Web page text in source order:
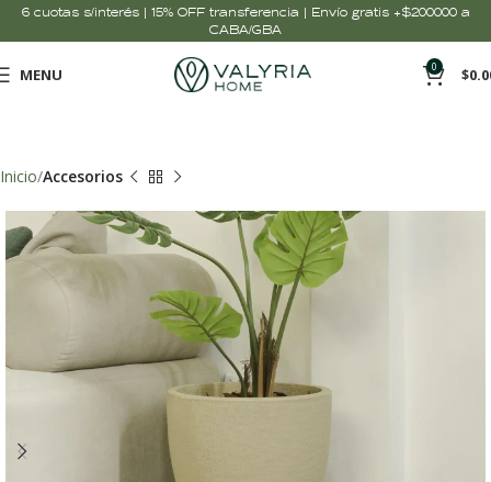
6 cuotas s/interés | 15% OFF transferencia | Envío gratis +$200000 a
CABA/GBA
MENU 0 $
Inicio Accesorios